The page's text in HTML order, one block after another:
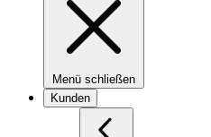
Menü schließen
Kunden